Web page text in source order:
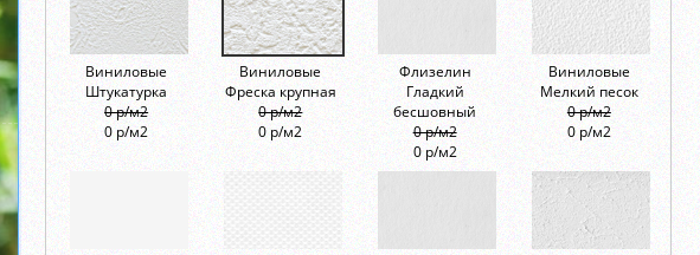
Виниловые
Штукатурка
0 р/м2
0 р/м2
Виниловые
Фреска крупная
0 р/м2
0 р/м2
Флизелин
Гладкий
бесшовный
0 р/м2
0 р/м2
Виниловые
Мелкий песок
0 р/м2
0 р/м2